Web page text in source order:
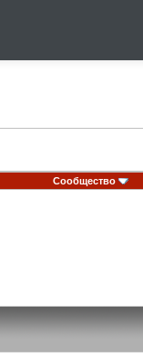
Сообщество